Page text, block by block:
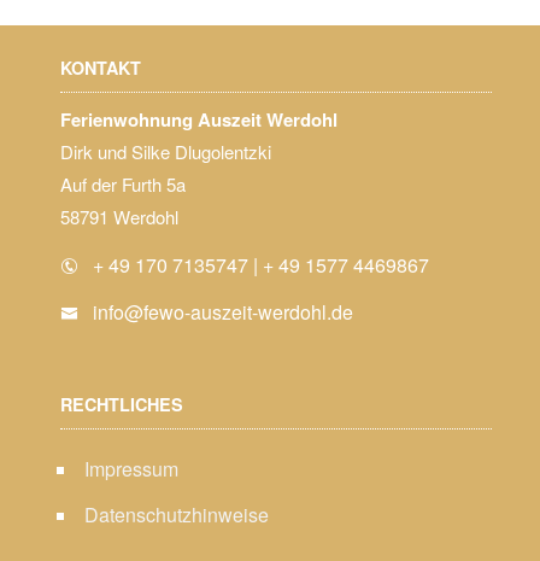
KONTAKT
Ferienwohnung Auszeit Werdohl
Dirk und Silke Dlugolentzki
Auf der Furth 5a
58791 Werdohl
+ 49 170 7135747 | + 49 1577 4469867
info@fewo-auszeit-werdohl.de
RECHTLICHES
Impressum
Datenschutzhinweise